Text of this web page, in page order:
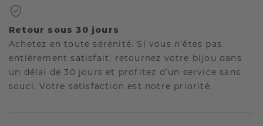
Retour sous 30 jours
Achetez en toute sérénité. Si vous n’êtes pas
entièrement satisfait, retournez votre bijou dans
un délai de 30 jours et profitez d’un service sans
souci. Votre satisfaction est notre priorité.